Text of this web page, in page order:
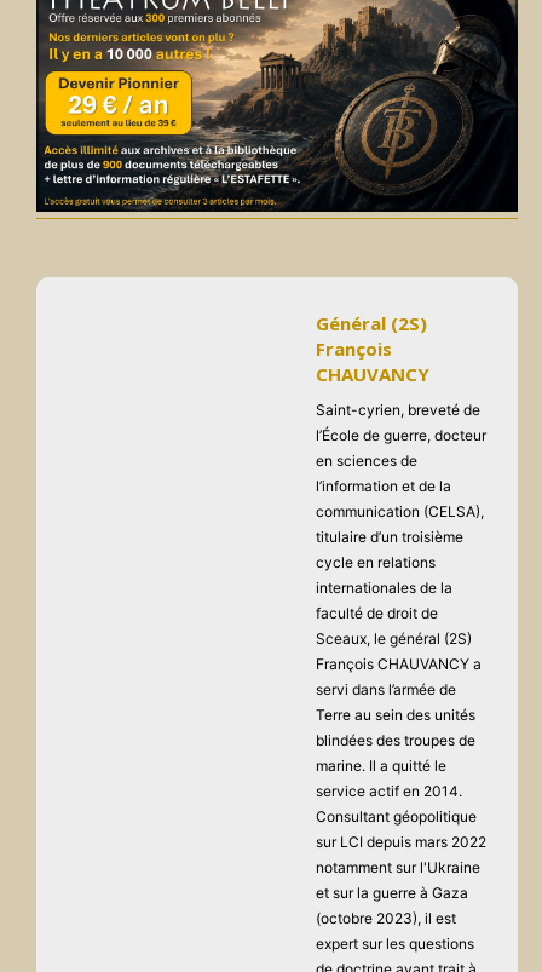
Général (2S)
François
CHAUVANCY
Saint-cyrien, breveté de
l’École de guerre, docteur
en sciences de
l’information et de la
communication (CELSA),
titulaire d’un troisième
cycle en relations
internationales de la
faculté de droit de
Sceaux, le général (2S)
François CHAUVANCY a
servi dans l’armée de
Terre au sein des unités
blindées des troupes de
marine. Il a quitté le
service actif en 2014.
Consultant géopolitique
sur LCI depuis mars 2022
notamment sur l'Ukraine
et sur la guerre à Gaza
(octobre 2023), il est
expert sur les questions